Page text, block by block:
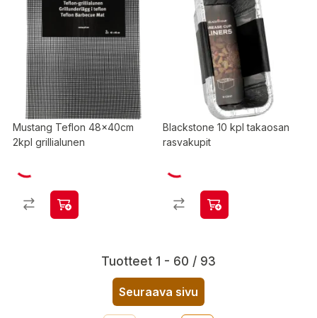
Mustang Teflon 48x40cm
2kpl grillialunen
Blackstone 10 kpl takaosan
rasvakupit
Tuotteet 1 - 60 / 93
Seuraava sivu